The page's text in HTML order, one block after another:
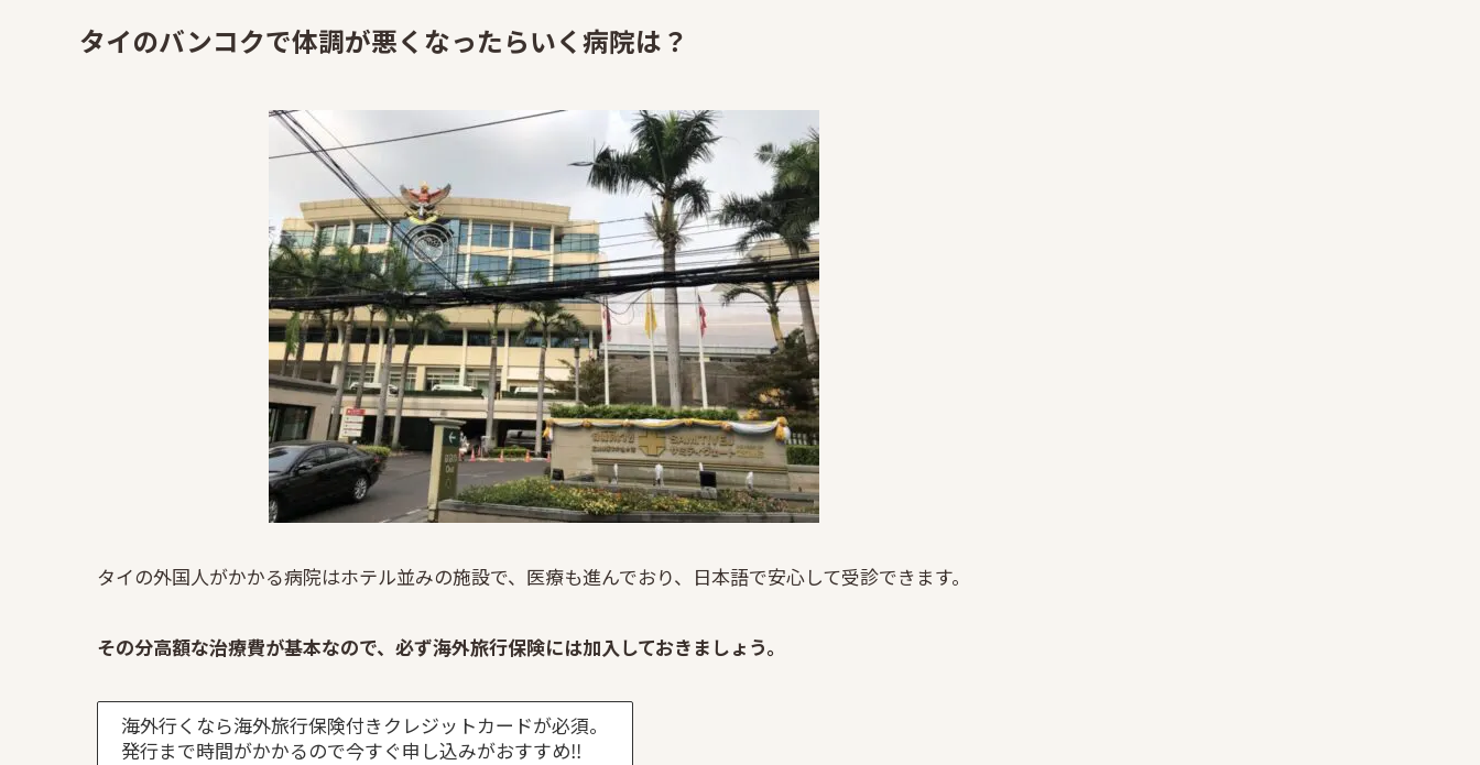
タイのバンコクで体調が悪くなったらいく病院は？
タイの外国人がかかる病院はホテル並みの施設で、医療も進んでおり、日本語で安心して受診できます。
その分高額な治療費が基本なので、必ず海外旅行保険には加入しておきましょう。
海外行くなら海外旅行保険付きクレジットカードが必須。
発行まで時間がかかるので今すぐ申し込みがおすすめ‼